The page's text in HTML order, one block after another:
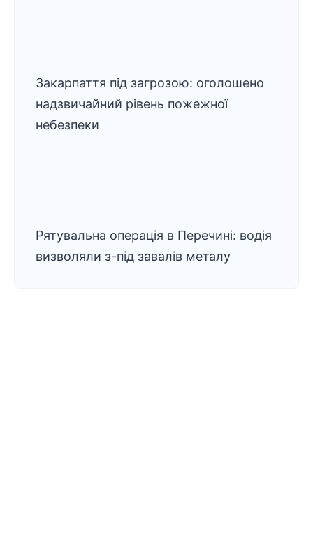
Закарпаття під загрозою: оголошено
надзвичайний рівень пожежної
небезпеки
Рятувальна операція в Перечині: водія
визволяли з-під завалів металу